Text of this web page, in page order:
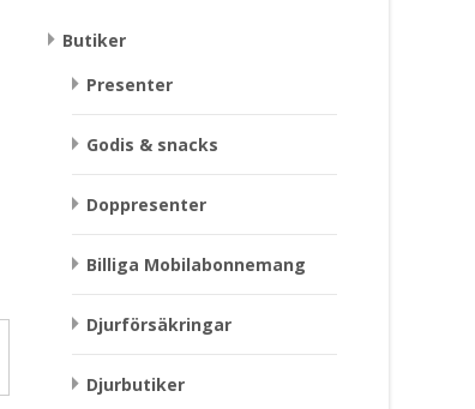
Butiker
Presenter
Godis & snacks
Doppresenter
Billiga Mobilabonnemang
Djurförsäkringar
Djurbutiker